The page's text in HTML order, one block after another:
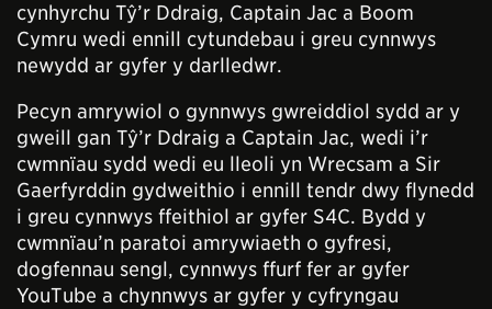
cynhyrchu Tŷ’r Ddraig, Captain Jac a Boom
Cymru wedi ennill cytundebau i greu cynnwys
newydd ar gyfer y darlledwr.
Pecyn amrywiol o gynnwys gwreiddiol sydd ar y
gweill gan Tŷ’r Ddraig a Captain Jac, wedi i’r
cwmnïau sydd wedi eu lleoli yn Wrecsam a Sir
Gaerfyrddin gydweithio i ennill tendr dwy flynedd
i greu cynnwys ffeithiol ar gyfer S4C. Bydd y
cwmnïau’n paratoi amrywiaeth o gyfresi,
dogfennau sengl, cynnwys ffurf fer ar gyfer
YouTube a chynnwys ar gyfer y cyfryngau